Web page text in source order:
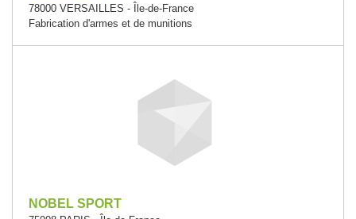
78000 VERSAILLES - Île-de-France
Fabrication d'armes et de munitions
NOBEL SPORT